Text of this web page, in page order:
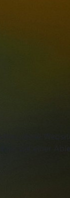
diese
bei einer